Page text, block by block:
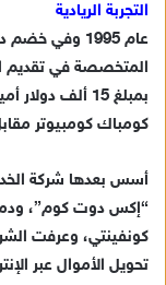
التجربة الريادية
المتخصصة في تقديم
بمبلغ 15 ألف
كومباك كومبيوتر مقابل 307 ملايين دولار عام
أسس بعدها شركة
“إكس دوت كوم”،
كونفينتي، وعرفت